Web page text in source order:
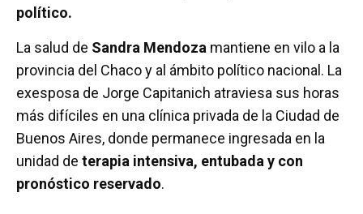
político.
La salud de Sandra Mendoza mantiene en vilo a la
provincia del Chaco y al ámbito político nacional. La
exesposa de Jorge Capitanich atraviesa sus horas
más difíciles en una clínica privada de la Ciudad de
Buenos Aires, donde permanece ingresada en la
unidad de terapia intensiva, entubada y con
pronóstico reservado.